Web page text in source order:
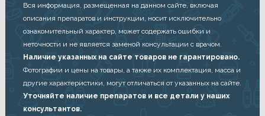
Вся информация, размещенная на данном сайте, включая
описания препаратов и инструкции, носит исключительно
ознакомительный характер, может содержать ошибки и
неточности и не является заменой консультации с врачом.
Наличие указанных на сайте товаров не гарантировано.
Фотографии и цены на товары, а также их комплектация, масса и
другие характеристики, могут отличаться от указанных на сайте.
Уточняйте наличие препаратов и все детали у наших
консультантов.